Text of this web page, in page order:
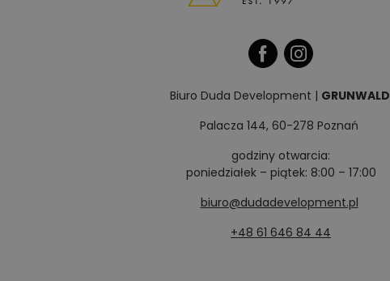
Biuro Duda Development | GRUNWALD
Palacza 144, 60-278 Poznań
godziny otwarcia:
poniedziałek – piątek: 8:00 – 17:00
biuro@dudadevelopment.pl
+48 61 646 84 44